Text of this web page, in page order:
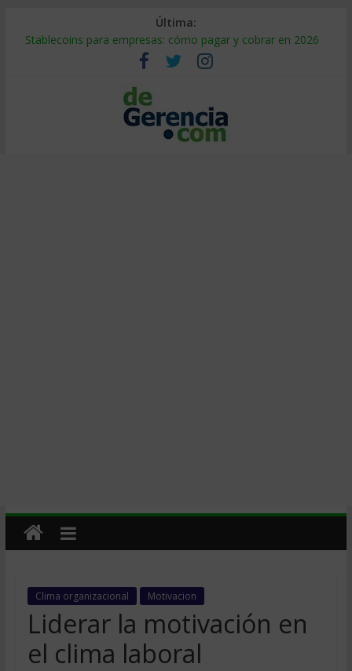
Última:
Stablecoins para empresas: cómo pagar y cobrar en 2026
Despido silencioso: qué es y por qué sale tan caro
IA en selección de personal: cómo auditarla a tiempo
Trabajo forzoso en la cadena de suministro: qué hacer
Mercado hispano de EE. UU.: cómo segmentarlo y venderle
Clima organizacional Motivacion
Liderar la motivación en
el clima laboral